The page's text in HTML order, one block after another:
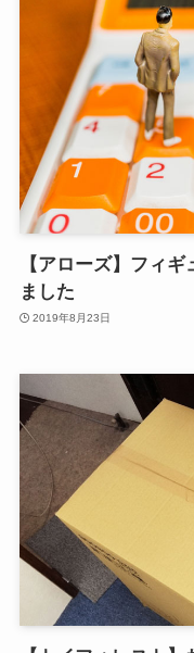
【アローズ】フィ
ました
2019年8月23日